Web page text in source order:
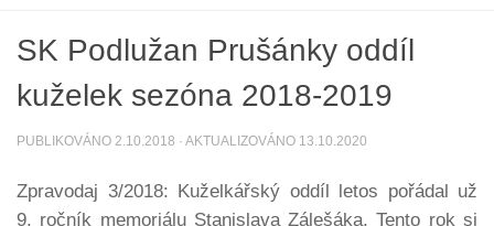
SK Podlužan Prušánky oddíl
kuželek sezóna 2018-2019
PUBLIKOVÁNO 2.10.2018 · AKTUALIZOVÁNO 13.10.2020
Zpravodaj 3/2018: Kuželkářský oddíl letos pořádal už
9. ročník memoriálu Stanislava Zálešáka. Tento rok si